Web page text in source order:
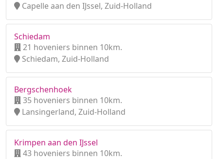
Capelle aan den IJssel, Zuid-Holland
Schiedam
21 hoveniers binnen 10km.
Schiedam, Zuid-Holland
Bergschenhoek
35 hoveniers binnen 10km.
Lansingerland, Zuid-Holland
Krimpen aan den IJssel
43 hoveniers binnen 10km.